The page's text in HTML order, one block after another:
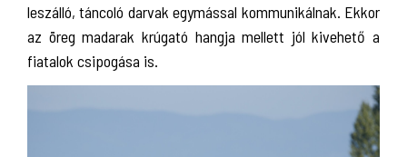
leszálló, táncoló darvak egymással kommunikálnak. Ekkor
az öreg madarak krúgató hangja mellett jól kivehető a
fiatalok csipogása is.